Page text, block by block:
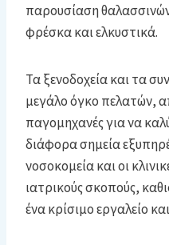
παρουσίαση
φρέσκα και ελκυστικά.
Τα ξενοδοχεία και τα
μεγάλο όγκο πελατών,
παγομηχανές για να
διάφορα σημεία
νοσοκομεία και οι
ιατρικούς σκοπούς,
ένα κρίσιμο εργαλείο